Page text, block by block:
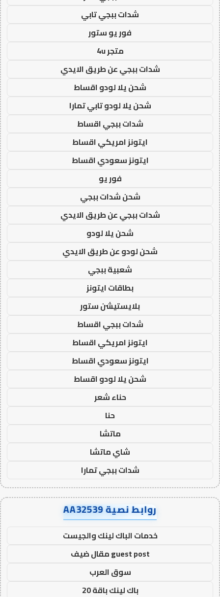
شدات ببجي تابي
فور يو ستور
متجر 4u
شدات ببجي عن طريق الايدي
شحن يلا لودو اقساط
شحن يلا لودو تابي تمارا
شدات ببجي اقساط
ايتونز امريكي اقساط
ايتونز سعودي اقساط
فور يو
شحن شدات ببجي
شدات ببجي عن طريق الايدي
شحن يلا لودو
شحن لودو عن طريق الايدي
شعبية ببجي
بطاقات ايتونز
بلايستيشن ستور
شدات ببجي اقساط
ايتونز امريكي اقساط
ايتونز سعودي اقساط
شحن يلا لودو اقساط
حناء شعر
حنا
ماتشا
شاي ماتشا
شدات ببجي تمارا
روابط نصية AA32539
خدمات الباك لينك والجيست
guest post مقال ضيف
سوق العرب
باك لينك باقة 20